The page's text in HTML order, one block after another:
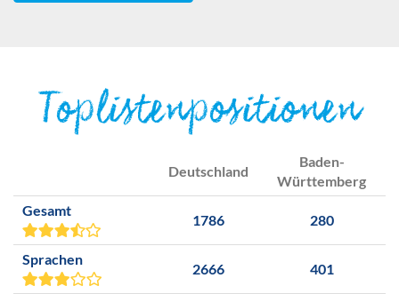
Toplistenpositionen
Deutschland
Baden-
Württemberg
Gesamt
1786 280
Sprachen
2666 401